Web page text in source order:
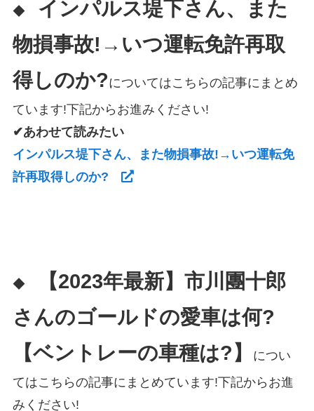
◆ インパルス堤下さん、また
物損事故!→いつ運転免許再取
得しのか?についてはこちらの記事にまとめ
ています!下記からお進みください!
✔あわせて読みたい
インパルス堤下さん、また物損事故!→いつ運転免
許再取得しのか?
◆
【2023年最新】市川團十郎
さんのゴールドの愛車は何?
【ベントレーの車種は?】
につい
てはこちらの記事にまとめています!下記からお進
みください!